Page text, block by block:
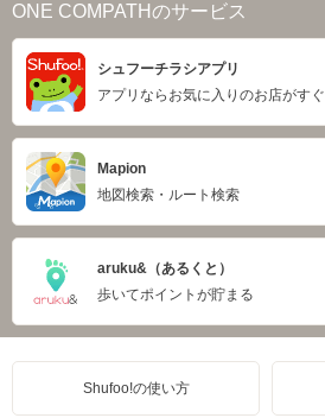
ONE COMPATHのサービス
シュフーチラシアプリ
アプリならお気に入りのお店がす
Mapion
地図検索・ルート検索
aruku&（あるくと）
歩いてポイントが貯まる
Shufoo!の使い方